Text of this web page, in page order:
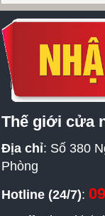
Thế giới cửa
Địa chỉ: Số 380
Phòng
Hotline (24/7):